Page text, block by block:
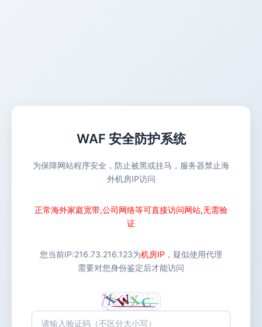
WAF 安全防护系统
为保障网站程序安全，防止被黑或挂马，服务器禁止海
外机房IP访问
正常海外家庭宽带,公司网络等可直接访问网站,无需验
证
您当前IP:216.73.216.123为机房IP ，疑似使用代理
需要对您身份鉴定后才能访问